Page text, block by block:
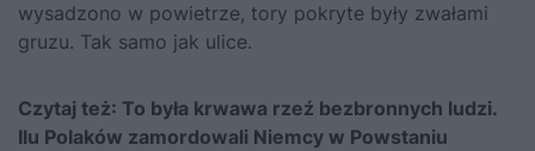
wysadzono w powietrze, tory pokryte były zwałami
gruzu. Tak samo jak ulice.
Czytaj też: To była krwawa rzeź bezbronnych ludzi.
Ilu Polaków zamordowali Niemcy w Powstaniu